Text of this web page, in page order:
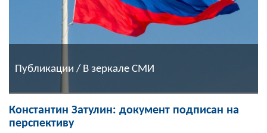
Публикации / В зеркале СМИ
Константин Затулин: документ подписан на
перспективу